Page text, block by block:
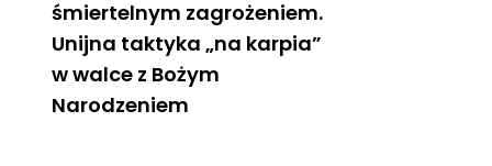
śmiertelnym zagrożeniem.
Unijna taktyka „na karpia”
w walce z Bożym
Narodzeniem